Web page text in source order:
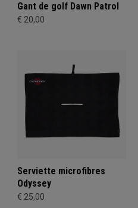
Gant de golf Dawn Patrol
€ 20,00
Serviette microfibres
Odyssey
€ 25,00